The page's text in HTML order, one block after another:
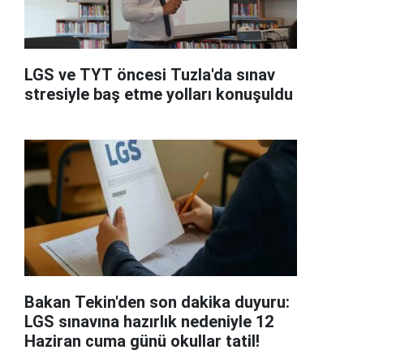
LGS ve TYT öncesi Tuzla'da sınav
stresiyle baş etme yolları konuşuldu
Bakan Tekin'den son dakika duyuru:
LGS sınavına hazırlık nedeniyle 12
Haziran cuma günü okullar tatil!